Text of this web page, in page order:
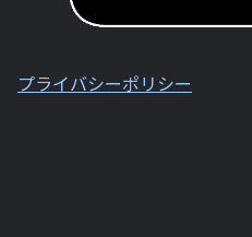
プライバシーポリシー